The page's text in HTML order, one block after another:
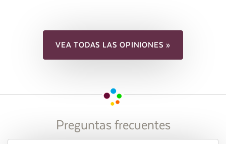
VEA TODAS LAS OPINIONES »
Preguntas frecuentes